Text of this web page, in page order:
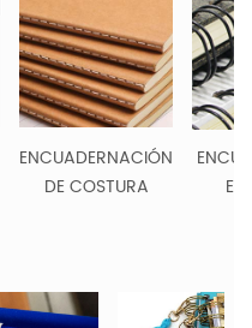
ENCUADERNACIÓN
DE COSTURA